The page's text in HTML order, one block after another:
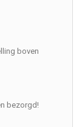
boven
bezorgd!